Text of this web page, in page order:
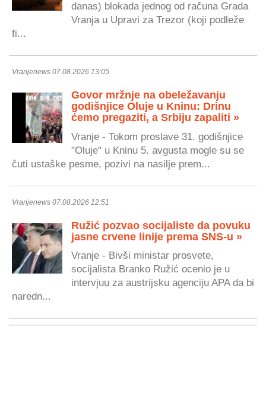
danas) blokada jednog od računa Grada
Vranja u Upravi za Trezor (koji podleže
fi...
Vranjenews 07.08.2026 13:05
Govor mržnje na obeležavanju
godišnjice Oluje u Kninu: Drinu
ćemo pregaziti, a Srbiju zapaliti »
Vranje - Tokom proslave 31. godišnjice
"Oluje" u Kninu 5. avgusta mogle su se
čuti ustaške pesme, pozivi na nasilje prem...
Vranjenews 07.08.2026 12:51
Ružić pozvao socijaliste da povuku
jasne crvene linije prema SNS-u »
Vranje - Bivši ministar prosvete,
socijalista Branko Ružić ocenio je u
intervjuu za austrijsku agenciju APA da bi
naredn...